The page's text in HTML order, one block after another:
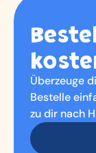
Überzeuge
Bestelle
zu dir nach